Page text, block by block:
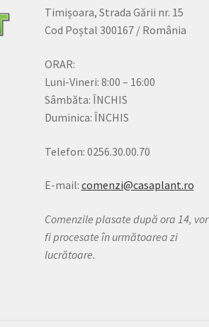
Timișoara, Strada Gării nr. 15
Cod Poștal 300167 / România
ORAR:
Luni-Vineri: 8:00 – 16:00
Sâmbăta: ÎNCHIS
Duminica: ÎNCHIS
Telefon: 0256.30.00.70
E-mail: comenzi@casaplant.ro
Comenzile plasate după ora 14, vor
fi procesate în următoarea zi
lucrătoare.